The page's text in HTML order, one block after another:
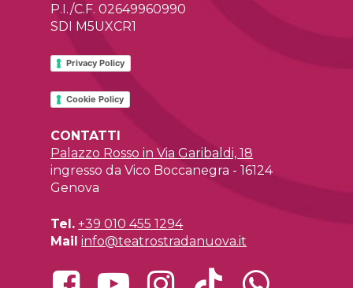
P.I./C.F. 02649960990
SDI M5UXCR1
Privacy Policy
Cookie Policy
CONTATTI
Palazzo Rosso in Via Garibaldi, 18
ingresso da Vico Boccanegra - 16124
Genova
Tel. +39 010 455 1294
Mail info@teatrostradanuova.it